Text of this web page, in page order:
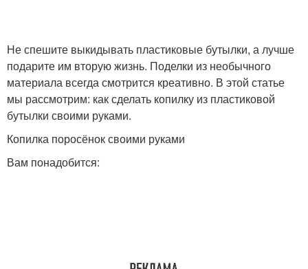
Ромашка из бутылок
Ваза из пластиковой
бутылки
Кормушка из бутылки
Не спешите выкидывать пластиковые бутылки, а лучше
подарите им вторую жизнь. Поделки из необычного
материала всегда смотрится креативно. В этой статье
мы рассмотрим: как сделать копилку из пластиковой
бутылки своими руками.
Копилка поросёнок своими руками
Вам понадобится: